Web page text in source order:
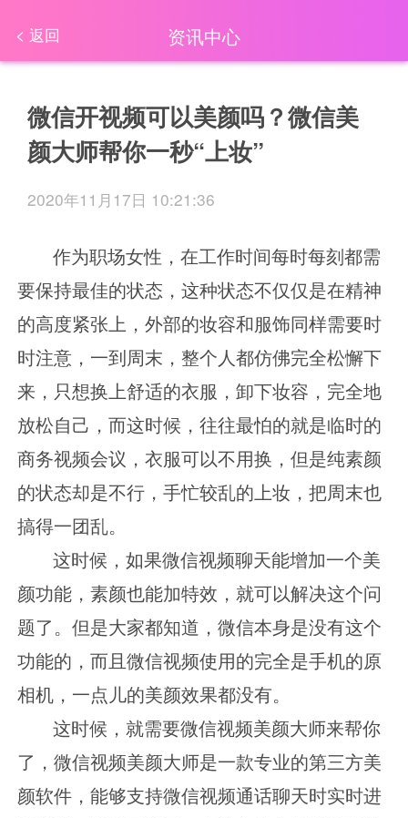
< 返回 资讯中心
微信开视频可以美颜吗？微信美
颜大师帮你一秒“上妆”
2020年11月17日 10:21:36
作为职场女性，在工作时间每时每刻都需
要保持最佳的状态，这种状态不仅仅是在精神
的高度紧张上，外部的妆容和服饰同样需要时
时注意，一到周末，整个人都仿佛完全松懈下
来，只想换上舒适的衣服，卸下妆容，完全地
放松自己，而这时候，往往最怕的就是临时的
商务视频会议，衣服可以不用换，但是纯素颜
的状态却是不行，手忙较乱的上妆，把周末也
搞得一团乱。
这时候，如果微信视频聊天能增加一个美
颜功能，素颜也能加特效，就可以解决这个问
题了。但是大家都知道，微信本身是没有这个
功能的，而且微信视频使用的完全是手机的原
相机，一点儿的美颜效果都没有。
这时候，就需要微信视频美颜大师来帮你
了，微信视频美颜大师是一款专业的第三方美
颜软件，能够支持微信视频通话聊天时实时进